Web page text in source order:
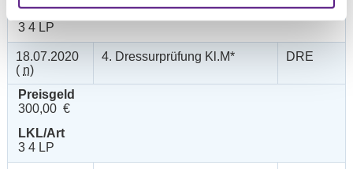
LKL/Art
3 4 LP
18.07.2020
( n)
4. Dressurprüfung Kl.M* DRE
Preisgeld
300,00 €
LKL/Art
3 4 LP